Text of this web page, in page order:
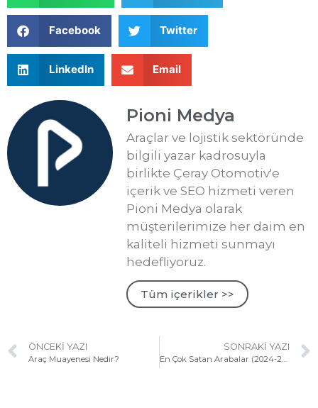
Facebook Twitter
LinkedIn Email
Pioni Medya
Araçlar ve lojistik sektöründe
bilgili yazar kadrosuyla
birlikte Çeray Otomotiv'e
içerik ve SEO hizmeti veren
Pioni Medya olarak
müşterilerimize her daim en
kaliteli hizmeti sunmayı
hedefliyoruz.
Tüm içerikler >>
ÖNCEKI YAZI
Araç Muayenesi Nedir?
SONRAKI YAZI
En Çok Satan Arabalar (2024-2025)